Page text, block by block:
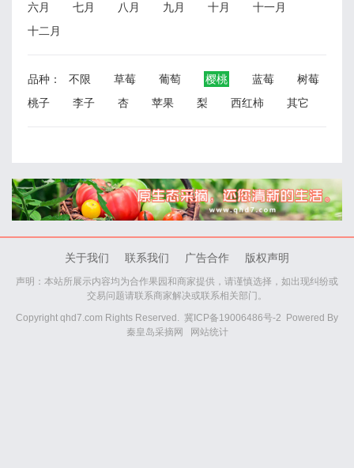
六月
七月 八月 九月 十月
十一月
十二月
品种： 不限 草莓 葡萄 樱桃 蓝莓
树莓
桃子
李子 杏 苹果 梨 西红柿 其它
关于我们 联系我们 广告合作 版权声明
声明：本站所展示内容均为合作果园和商家提供，请谨慎选择，如出现纠纷或
交易问题请联系商家解决或联系相关部门。
Copyright qhd7.com Rights Reserved. 冀ICP备19006486号-2 Powered By
秦皇岛采摘网
网站统计